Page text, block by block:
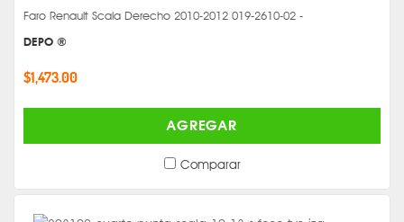
Faro Renault Scala Derecho 2010-2012 019-2610-02 -
DEPO ®
$1,473.00
AGREGAR
Comparar